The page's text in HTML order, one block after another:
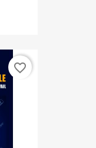
favorite_border